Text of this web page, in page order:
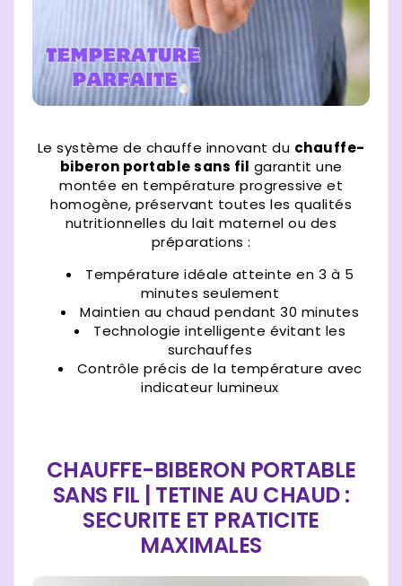
Le système de chauffe innovant du chauffe-
biberon portable sans fil garantit une
montée en température progressive et
homogène, préservant toutes les qualités
nutritionnelles du lait maternel ou des
préparations :
Température idéale atteinte en 3 à 5
minutes seulement
Maintien au chaud pendant 30 minutes
Technologie intelligente évitant les
surchauffes
Contrôle précis de la température avec
indicateur lumineux
CHAUFFE-BIBERON PORTABLE
SANS FIL | TETINE AU CHAUD :
SECURITE ET PRATICITE
MAXIMALES